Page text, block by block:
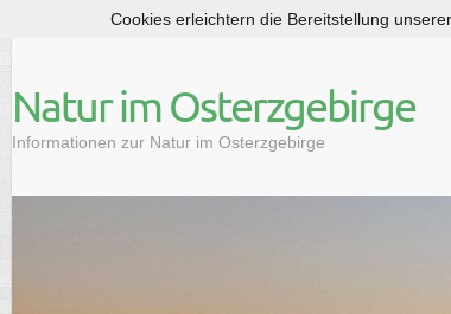
p
t
c
Natur im Osterzgebirge
Informationen zur Natur im Osterzgebirge
Cookies erleichtern die Bereitstellung